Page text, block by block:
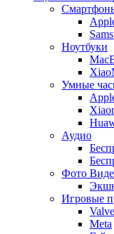
Ноутбуки
Умные
Аудио
Фото
Игровые
Valve
Meta